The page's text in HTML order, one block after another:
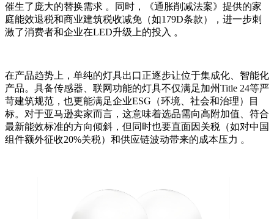
催生了庞大的替换需求 。同时，《通胀削减法案》提供的家
庭能效退税和商业建筑税收减免（如179D条款），进一步刺
激了消费者和企业在LED升级上的投入 。
在产品趋势上，单纯的灯具出口正逐步让位于集成化、智能化
产品。具备传感器、联网功能的灯具不仅满足加州Title 24等严
苛建筑规范，也更能满足企业ESG（环境、社会和治理）目
标。对于亚马逊卖家而言，这意味着选品需向高附加值、符合
最新能效标准的方向倾斜，但同时也要直面因关税（如对中国
组件额外征收20%关税）和供应链波动带来的成本压力 。